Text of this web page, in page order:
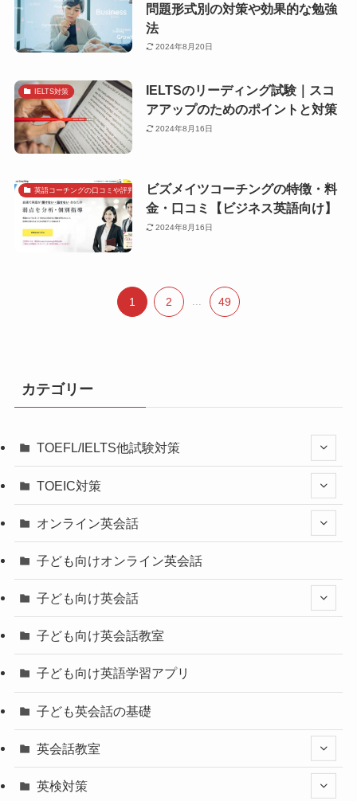
問題形式別の対策や効果的な勉強
法
2024年8月20日
IELTS対策
IELTSのリーディング試験｜スコ
アアップのためのポイントと対策
2024年8月16日
英語コーチングの口コミや評判で探すビズメイツコーチングの特徴・料
金・口コミ【ビジネス英語向け】
2024年8月16日
1 2 49
カテゴリー
TOEFL/IELTS他試験対策
TOEIC対策
オンライン英会話
子ども向けオンライン英会話
子ども向け英会話
子ども向け英会話教室
子ども向け英語学習アプリ
子ども英会話の基礎
英会話教室
英検対策